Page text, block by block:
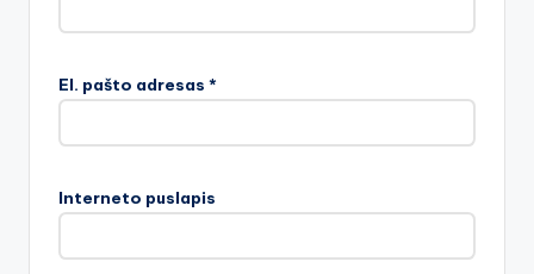
El. pašto adresas *
Interneto puslapis